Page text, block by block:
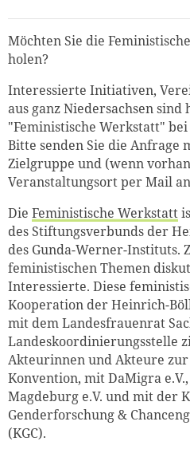
Möchten Sie die
holen?
Interessierte Initiativen,
aus ganz Niedersachsen
"Feministische Werkstatt"
Bitte senden Sie die
Zielgruppe und (wenn
Veranstaltungsort per Mail an
Die Feministische Werkstatt
des Stiftungsverbunds der
des Gunda-Werner-Instituts.
feministischen Themen
Interessierte. Diese
Kooperation der Heinrich-
mit dem Landesfrauenrat
Landeskoordinierungsstelle
Akteurinnen und Akteure
Konvention, mit DaMigra
Magdeburg e.V. und mit der
Genderforschung &
(KGC).